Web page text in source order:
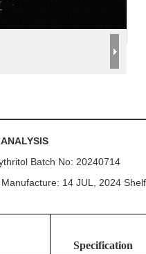
ANALYSIS
Batch No: 20240714
14 JUL, 2024
Specification